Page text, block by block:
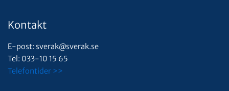
Kontakt
E-post: sverak@sverak.se
Tel: 033-10 15 65
Telefontider >>